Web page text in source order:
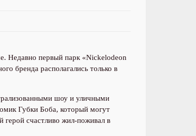
Недавно первый парк «Nickelodeon
бренда располагались только в
шоу и уличными
Губки Боба, который могут
счастливо жил-поживал в